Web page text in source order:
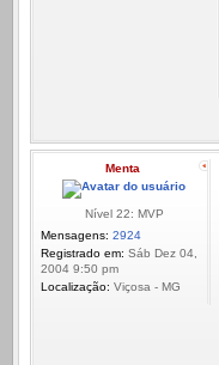
Menta
Nível 22: MVP
Mensagens: 2924
Registrado em: Sáb Dez 04,
2004 9:50 pm
Localização: Viçosa - MG